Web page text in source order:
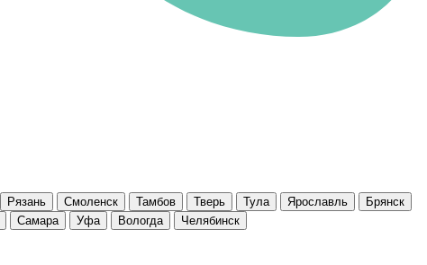
Рязань Смоленск Тамбов Тверь Тула Ярославль
Брянск
Самара Уфа Вологда Челябинск